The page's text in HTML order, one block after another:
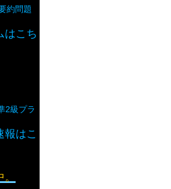
約問題
はこち
2級プラ
報はこ